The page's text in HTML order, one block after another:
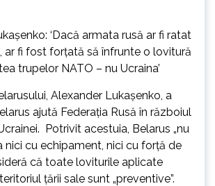
Alexander Lukașenko, a
ajută Federația Rusă în războiul
Potrivit acestuia, Belarus „nu
nici cu echipament, nici cu forță de
că toate loviturile aplicate
țării sale sunt „preventive”.